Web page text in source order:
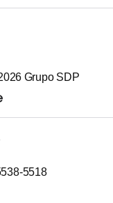
Grupo SDP
5518